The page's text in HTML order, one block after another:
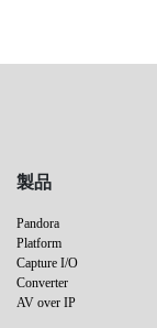
製品
Pandora
Platform
Capture I/O
Converter
AV over IP